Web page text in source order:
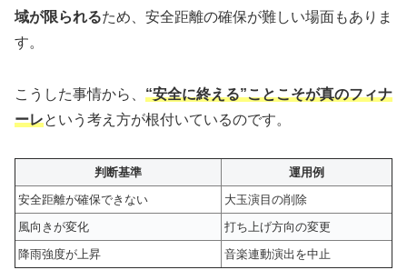
域が限られるため、安全距離の確保が難しい場面もありま
す。
こうした事情から、 “安全に終える”ことこそが真のフィナ
ーレという考え方が根付いているのです。
判断基準
運用例
安全距離が確保できない
大玉演目の削除
風向きが変化
打ち上げ方向の変更
降雨強度が上昇
音楽連動演出を中止